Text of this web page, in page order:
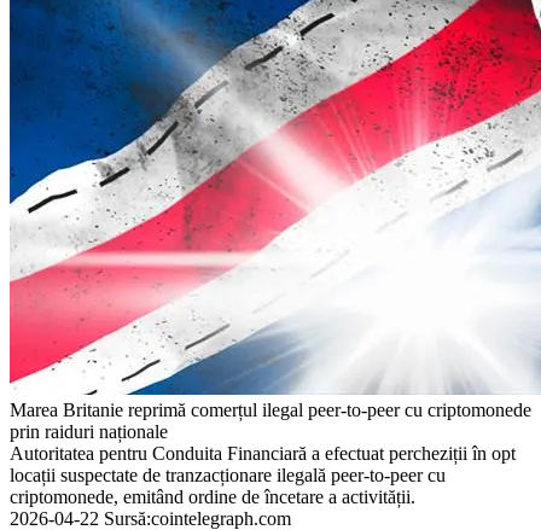
Marea Britanie reprimă comerțul ilegal peer-to-peer cu criptomonede
prin raiduri naționale
Autoritatea pentru Conduita Financiară a efectuat percheziții în opt
locații suspectate de tranzacționare ilegală peer-to-peer cu
criptomonede, emitând ordine de încetare a activității.
2026-04-22 Sursă:cointelegraph.com